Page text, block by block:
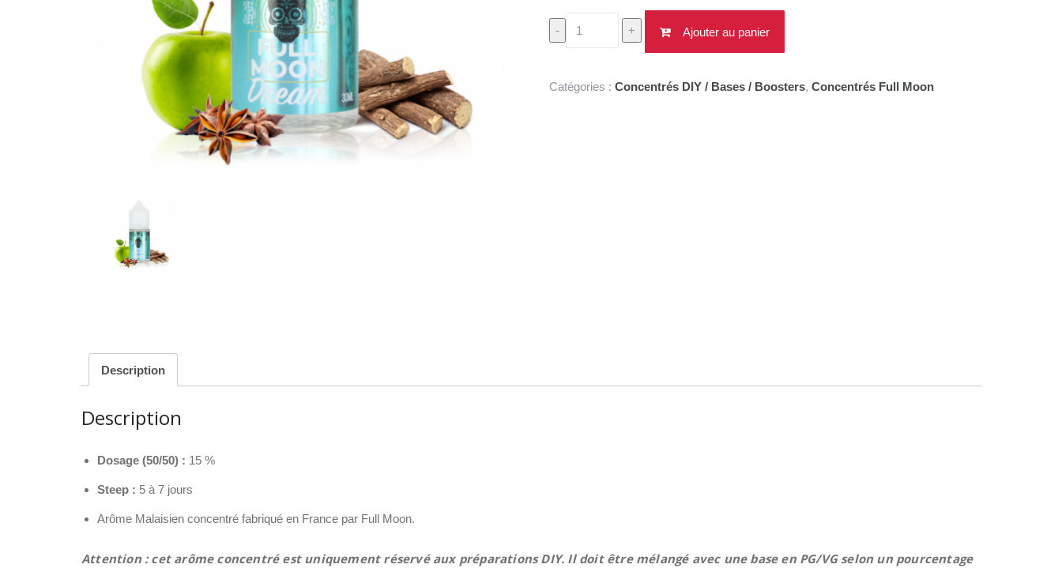
-
quantité
de
Dream
+ Ajouter au panier
Catégories : Concentrés DIY / Bases / Boosters, Concentrés Full Moon
Description
Description
Dosage (50/50) : 15 %
Steep : 5 à 7 jours
Arôme Malaisien concentré fabriqué en France par Full Moon.
Attention : cet arôme concentré est uniquement réservé aux préparations DIY. Il doit être mélangé avec une base en PG/VG selon un pourcentage